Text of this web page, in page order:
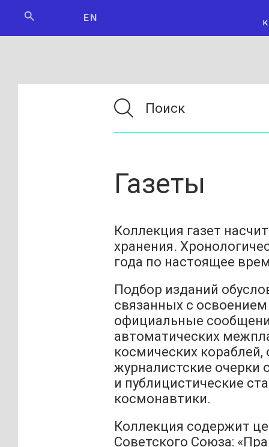
EN
Газеты
Коллекция газет
хранения.
года по настоящее
Подбор изданий
связанных с
официальные
автоматических
космических
журналистские
и публицистические
космонавтики.
Коллекция содержит
Советского Союза: